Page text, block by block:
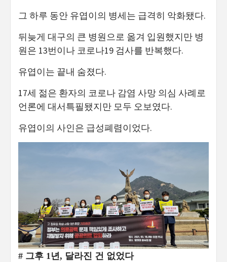
그 하루 동안 유엽이의 병세는 급격히 악화됐다.
뒤늦게 대구의 큰 병원으로 옮겨 입원했지만 병
원은 13번이나 코로나19 검사를 반복했다.
유엽이는 끝내 숨졌다.
17세 젊은 환자의 코로나 감염 사망 의심 사례로
언론에 대서특필됐지만 모두 오보였다.
유엽이의 사인은 급성폐렴이었다.
# 그후 1년, 달라진 건 없었다